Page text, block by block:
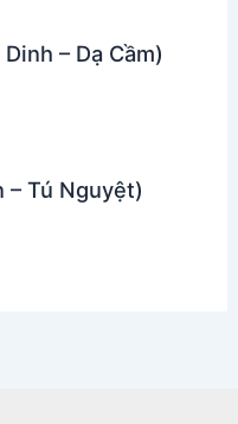
– Dạ Cầm)
– Tú Nguyệt)